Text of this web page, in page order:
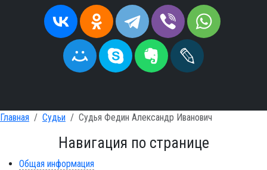
Главная Судьи Судья Федин Александр Иванович
Навигация по странице
Общая информация